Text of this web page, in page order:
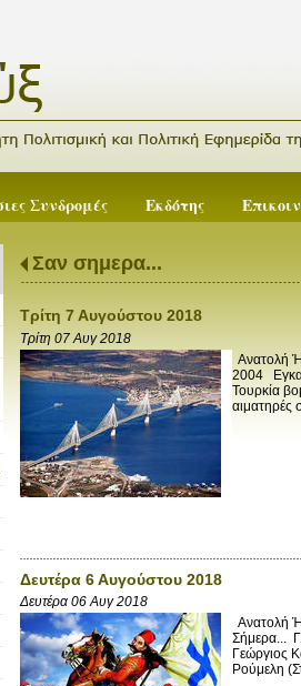
Συνδρομές Εκδότης
Σαν σημερα...
Τρίτη 7 Αυγούστου 2018
Τρίτη 07 Αυγ 2018
Ανατολή
2004
Τουρκία
αιματηρές
Δευτέρα 6 Αυγούστου 2018
Δευτέρα 06 Αυγ 2018
Ανατολή
Σήμερα...
Γεώργιος
Ρούμελη